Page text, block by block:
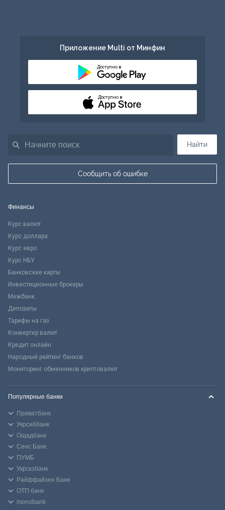
Найти
Сообщить об ошибке
Приложение Multi от Минфин
Доступно в
Доступно в
Финансы
Курс валют
Курс доллара
Курс евро
Курс НБУ
Банковские карты
Инвестиционные брокеры
Межбанк
Депозиты
Тарифы на газ
Конвертер валют
Кредит онлайн
Народный рейтинг банков
Мониторинг обменников криптовалют
Популярные банки
Приватбанк
Укрсиббанк
Ощадбанк
Сенс Банк
ПУМБ
Укргазбанк
Райффайзен Банк
ОТП банк
monobank